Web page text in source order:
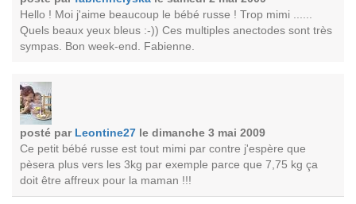
Hello ! Moi j'aime beaucoup le bébé russe ! Trop mimi ......
Quels beaux yeux bleus :-)) Ces multiples anectodes sont très
sympas. Bon week-end. Fabienne.
posté par Leontine27 le dimanche 3 mai 2009
Ce petit bébé russe est tout mimi par contre j'espère que
pèsera plus vers les 3kg par exemple parce que 7,75 kg ça
doit être affreux pour la maman !!!